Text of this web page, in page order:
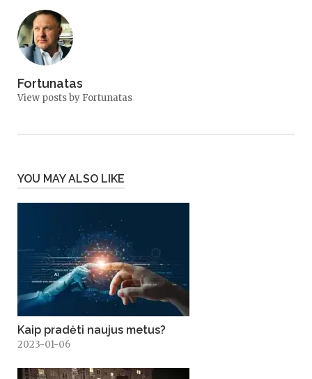
Fortunatas
View posts by Fortunatas
YOU MAY ALSO LIKE
Kaip pradėti naujus metus?
2023-01-06